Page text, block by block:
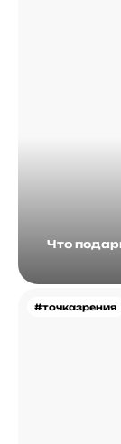
Что
#точказрения